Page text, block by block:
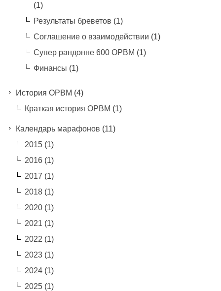
(1)
Результаты бреветов (1)
Соглашение о взаимодействии (1)
Супер рандонне 600 ОРВМ (1)
Финансы (1)
История ОРВМ (4)
Краткая история ОРВМ (1)
Календарь марафонов (11)
2015(1)
2016(1)
2017 (1)
2018(1)
2020(1)
2021 (1)
2022 (1)
2023(1)
2024(1)
2025(1)